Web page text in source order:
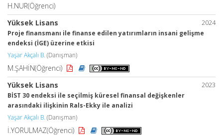
H.NUR(Öğrenci)
2024
Yüksek Lisans
Proje finansmanı ile finanse edilen yatırımların insani gelişme
endeksi (İGE) üzerine etkisi
Yaşar Akçalı B. (Danışman)
M.ŞAHİN(Öğrenci)
2023
Yüksek Lisans
BİST 30 endeksi ile seçilmiş küresel finansal değişkenler
arasındaki ilişkinin Rals-Ekky ile analizi
Yaşar Akçalı B. (Danışman)
İ.YORULMAZ(Öğrenci)